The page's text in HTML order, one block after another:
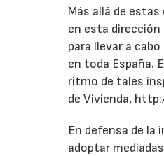
Más allá de
en esta
para llevar a
en toda España.
ritmo de tales
de Vivienda,
En defensa de la
adoptar